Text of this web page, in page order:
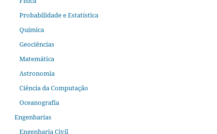
Probabilidade e Estatística
Química
Geociências
Matemática
Astronomia
Ciência da Computação
Oceanografia
Engenharias
Engenharia Civil